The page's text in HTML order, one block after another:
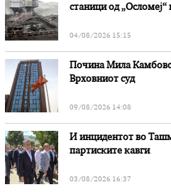
станици од
04/08/2026 15:15
Почина Мила
Врховниот суд
09/08/2026 14:08
И инцидентот во
партиските кавги
03/08/2026 16:37